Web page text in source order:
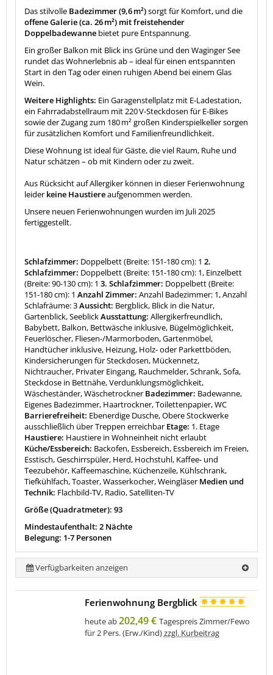
Das stilvolle Badezimmer (9,6 m²)sorgt für Komfort, und die
offene Galerie (ca. 26 m²) mit freistehender
Doppelbadewanne bietet pure Entspannung.
Ein großer Balkon mit Blick ins Grüne und den Waginger See
rundet das Wohnerlebnis ab – ideal für einen entspannten
Start in den Tag oder einen ruhigen Abend bei einem Glas
Wein.
Weitere Highlights: Ein Garagenstellplatz mit E-Ladestation,
ein Fahrradabstellraum mit 220 V-Steckdosen für E-Bikes
sowie der Zugang zum 180 m² großen Kinderspielkeller sorgen
für zusätzlichen Komfort und Familienfreundlichkeit.
Diese Wohnung ist ideal für Gäste, die viel Raum, Ruhe und
Natur schätzen – ob mit Kindern oder zu zweit.
Aus Rücksicht auf Allergiker können in dieser Ferienwohnung
leider keine Haustiereaufgenommen werden.
Unsere neuen Ferienwohnungen wurden im Juli 2025
fertiggestellt.
Schlafzimmer: Doppelbett (Breite: 151-180 cm): 1 2.
Schlafzimmer: Doppelbett (Breite: 151-180 cm): 1, Einzelbett
(Breite: 90-130 cm): 1 3. Schlafzimmer: Doppelbett (Breite:
151-180 cm): 1 Anzahl Zimmer: Anzahl Badezimmer: 1, Anzahl
Schlafräume: 3Aussicht: Bergblick, Blick in die Natur,
Gartenblick, SeeblickAusstattung: Allergikerfreundlich,
Babybett, Balkon, Bettwäsche inklusive, Bügelmöglichkeit,
Feuerlöscher, Fliesen-/Marmorboden, Gartenmöbel,
Handtücher inklusive, Heizung, Holz- oder Parkettböden,
Kindersicherungen für Steckdosen, Mückennetz,
Nichtraucher, Privater Eingang, Rauchmelder, Schrank, Sofa,
Steckdose in Bettnähe, Verdunklungsmöglichkeit,
Wäscheständer, Wäschetrockner Badezimmer: Badewanne,
Eigenes Badezimmer, Haartrockner, Toilettenpapier, WC
Barrierefreiheit: Ebenerdige Dusche, Obere Stockwerke
ausschließlich über Treppen erreichbar Etage: 1. Etage
Haustiere: Haustiere in Wohneinheit nicht erlaubt
Küche/Essbereich: Backofen, Essbereich, Essbereich im Freien,
Esstisch, Geschirrspüler, Herd, Hochstuhl, Kaffee- und
Teezubehör, Kaffeemaschine, Küchenzeile, Kühlschrank,
Tiefkühlfach, Toaster, Wasserkocher, Weingläser Medien und
Technik: Flachbild-TV, Radio, Satelliten-TV
Größe (Quadratmeter): 93
Mindestaufenthalt: 2 Nächte
Belegung: 1-7 Personen
Verfügbarkeiten anzeigen
Ferienwohnung Bergblick
heute ab202,49 € Tagespreis Zimmer/Fewo
für 2 Pers. (Erw./Kind)zzgl. Kurbeitrag